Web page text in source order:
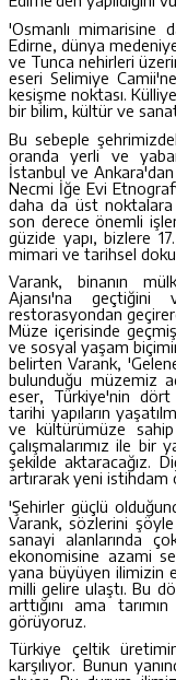
'Osmanlı mimarisine
Edirne, dünya
ve Tunca nehirleri
eseri Selimiye
kesişme noktası.
bir bilim, kültür ve
Bu sebeple
oranda yerli ve
İstanbul ve
Necmi İğe Evi
daha da üst noktalara
son derece önemli
güzide yapı, bizlere
mimari ve tarihsel
Varank, binanın
Ajansı'na
restorasyondan
Müze içerisinde
ve sosyal yaşam
belirten Varank,
bulunduğu müzemiz
eser, Türkiye'nin
tarihi yapıların
ve kültürümüze sahip
çalışmalarımız ile bir
şekilde aktaracağız.
artırarak yeni istihdam
'Şehirler güçlü
Varank, sözlerini
sanayi alanlarında
ekonomisine azami
yana büyüyen ilimizin
milli gelire ulaştı. Bu
arttığını ama
görüyoruz.
Türkiye çeltik
karşılıyor. Bunun